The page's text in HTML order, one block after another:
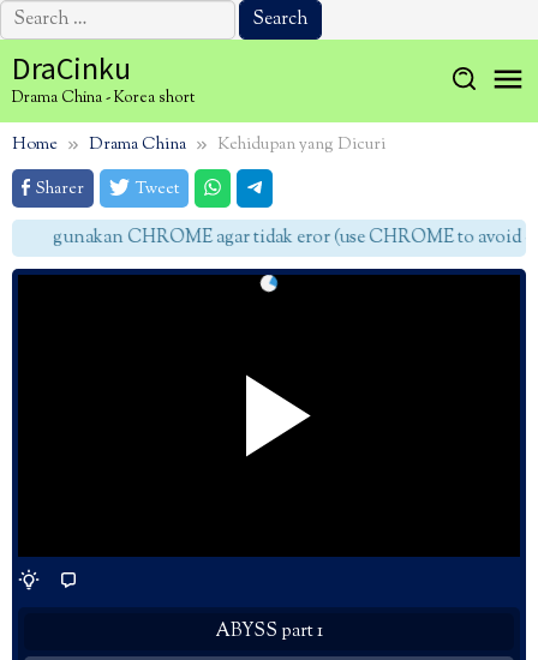
Search
for:
to
content
DraCinku
Drama China - Korea short
Home Drama China
Kehidupan yang Dicuri
Sharer
Tweet
gunakan CHROME agar tidak eror (use CHROME to avoid
ABYSS part 1